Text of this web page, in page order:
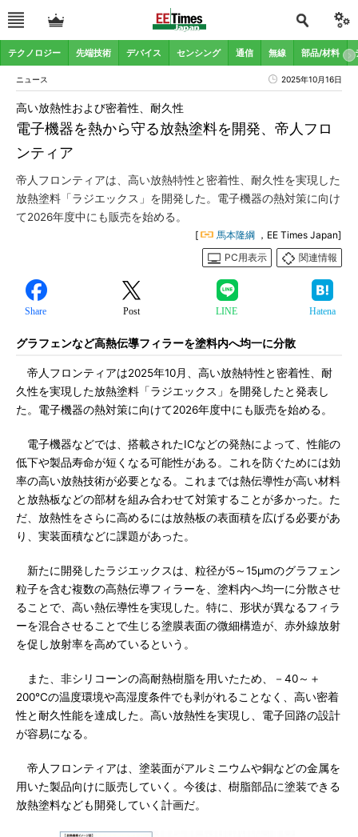
テクノロジー 先端技術 デバイス センシング 通信 無線 部品/材料
ニュース 2025年10月16日
電子機器を熱から守る放熱塗料を開発、帝人フロ
ンティア
高い放熱性および密着性、耐久性
帝人フロンティアは、高い放熱特性と密着性、耐久性を実現した
放熱塗料「ラジエックス」を開発した。電子機器の熱対策に向け
て2026年度中にも販売を始める。
[ 馬本隆綱 ，EE Times Japan]
PC用表示
関連情報
Share Post LINE Hatena
グラフェンなど高熱伝導フィラーを塗料内へ均一に分散
帝人フロンティアは2025年10月、高い放熱特性と密着性、耐
久性を実現した放熱塗料「ラジエックス」を開発したと発表し
た。電子機器の熱対策に向けて2026年度中にも販売を始める。
電子機器などでは、搭載されたICなどの発熱によって、性能の
低下や製品寿命が短くなる可能性がある。これを防ぐためには効
率の高い放熱技術が必要となる。これまでは熱伝導性が高い材料
と放熱板などの部材を組み合わせて対策することが多かった。た
だ、放熱性をさらに高めるには放熱板の表面積を広げる必要があ
り、実装面積などに課題があった。
新たに開発したラジエックスは、粒径が5～15μmのグラフェン
粒子を含む複数の高熱伝導フィラーを、塗料内へ均一に分散させ
ることで、高い熱伝導性を実現した。特に、形状が異なるフィラ
ーを混合させることで生じる塗膜表面の微細構造が、赤外線放射
を促し放射率を高めているという。
また、非シリコーンの高耐熱樹脂を用いたため、－40～＋
200℃の温度環境や高湿度条件でも剥がれることなく、高い密着
性と耐久性能を達成した。高い放熱性を実現し、電子回路の設計
が容易になる。
帝人フロンティアは、塗装面がアルミニウムや銅などの金属を
用いた製品向けに販売していく。今後は、樹脂部品に塗装できる
放熱塗料なども開発していく計画だ。